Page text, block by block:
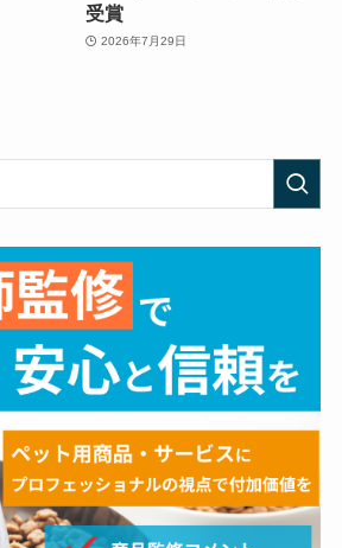
受賞
2026年7月29日